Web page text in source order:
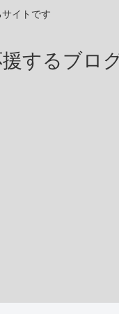
イトです
するブロ